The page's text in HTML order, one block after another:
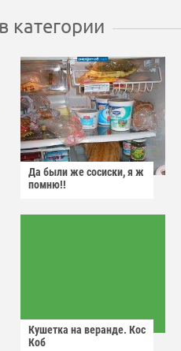
категории
Да были же сосиски, я ж
помню!!
Кушетка на веранде. Кос
Коб